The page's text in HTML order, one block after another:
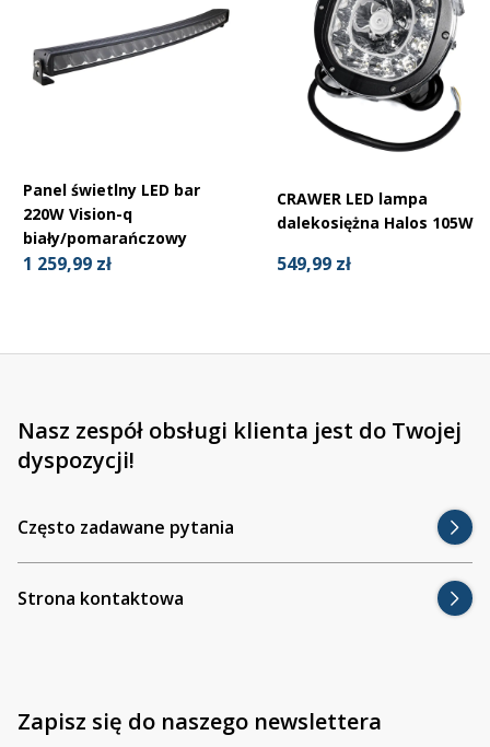
Panel świetlny LED bar
220W Vision-q
biały/pomarańczowy
1 259,99 zł
CRAWER LED lampa
dalekosiężna Halos 105W
549,99 zł
Nasz zespół obsługi klienta jest do Twojej
dyspozycji!
Często zadawane pytania
Strona kontaktowa
Zapisz się do naszego newslettera